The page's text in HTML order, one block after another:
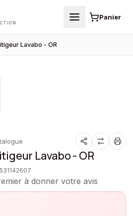
Panier
Lavabo - OR
Lavabo - OR
à donner votre avis